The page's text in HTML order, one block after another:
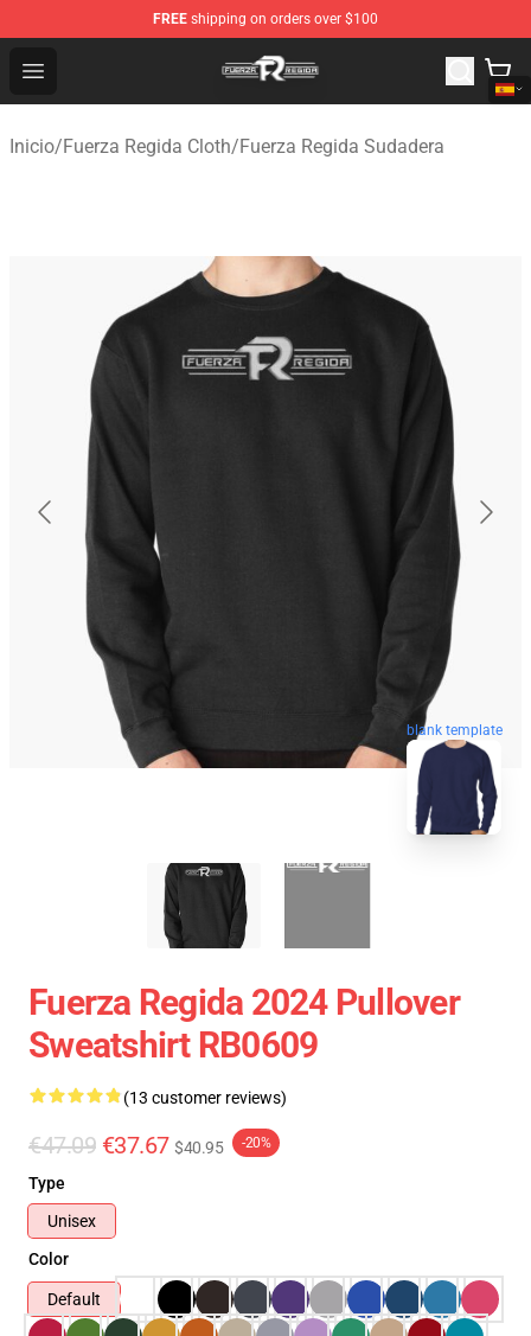
FREE shipping on orders over $100
Open menu
Fuerza Regida Shop - Official Fuerza Regida
Inicio/Fuerza Regida Cloth/Fuerza Regida Sudadera
blank template
Fuerza Regida 2024 Pullover
Sweatshirt RB0609
(13 customer reviews)
€47.09 €37.67 $40.95 -20%
Type
Unisex
Color
Default